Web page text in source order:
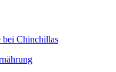
bei Chinchillas